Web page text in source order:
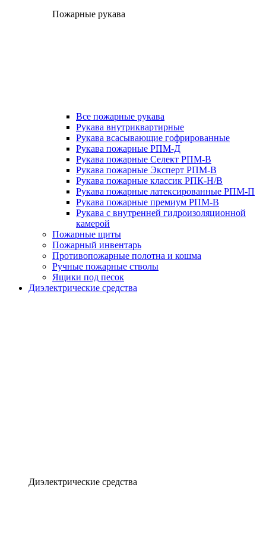
Пожарные рукава
Все пожарные рукава
Рукава внутриквартирные
Рукава всасывающие гофрированные
Рукава пожарные РПМ-Д
Рукава пожарные Селект РПМ-В
Рукава пожарные Эксперт РПМ-В
Рукава пожарные классик РПК-Н/В
Рукава пожарные латексированные РПМ-П
Рукава пожарные премиум РПМ-В
Рукава с внутренней гидроизоляционной
камерой
Пожарные щиты
Пожарный инвентарь
Противопожарные полотна и кошма
Ручные пожарные стволы
Ящики под песок
Диэлектрические средства
Диэлектрические средства